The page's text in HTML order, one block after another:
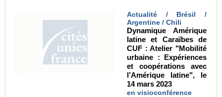
Actualité / Brésil /
Argentine / Chili
Dynamique Amérique
latine et Caraïbes de
CUF : Atelier "Mobilité
urbaine : Expériences
et coopérations avec
l’Amérique latine", le
14 mars 2023
en visioconférence